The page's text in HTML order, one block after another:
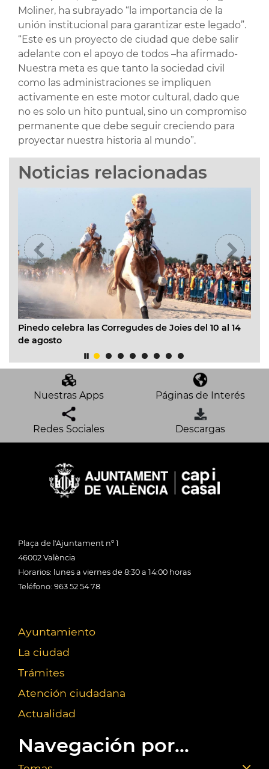
Moliner, ha subrayado “la importancia de la
unión institucional para garantizar este legado”.
“Este es un proyecto de ciudad que debe salir
adelante con el apoyo de todos –ha afirmado-
Nuestra meta es que tanto la sociedad civil
como las administraciones se impliquen
activamente en este motor cultural, dado que
no es solo un hito puntual, sino un compromiso
permanente que debe seguir creciendo para
proyectar nuestra historia al mundo”.
Noticias relacionadas
Pinedo celebra las Corregudes de Joies del 10 al 14
de agosto
Nuestras Apps Páginas de Interés
Redes Sociales Descargas
Plaça de l'Ajuntament nº 1
46002 València
Horarios: lunes a viernes de 8:30 a 14:00 horas
Teléfono: 963 52 54 78
Ayuntamiento
La ciudad
Trámites
Atención ciudadana
Actualidad
Navegación por...